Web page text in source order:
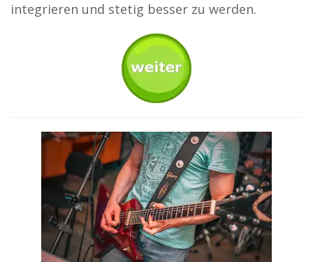
integrieren und stetig besser zu werden.